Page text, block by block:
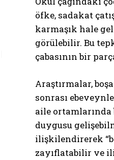
öfke, sadakat
karmaşık hale
görülebilir. Bu
çabasının bir
Araştırmalar,
sonrası
aile
duygusu
ilişkilendirerek
zayıflatabilir ve